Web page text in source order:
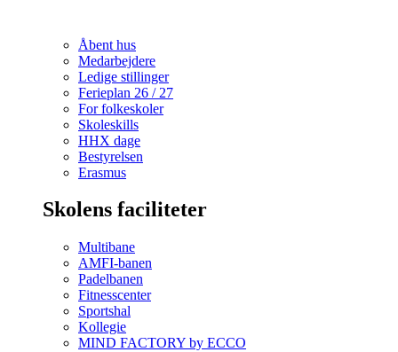
Åbent hus
Medarbejdere
Ledige stillinger
Ferieplan 26 / 27
For folkeskoler
Skoleskills
HHX dage
Bestyrelsen
Erasmus
Skolens faciliteter
Multibane
AMFI-banen
Padelbanen
Fitnesscenter
Sportshal
Kollegie
MIND FACTORY by ECCO